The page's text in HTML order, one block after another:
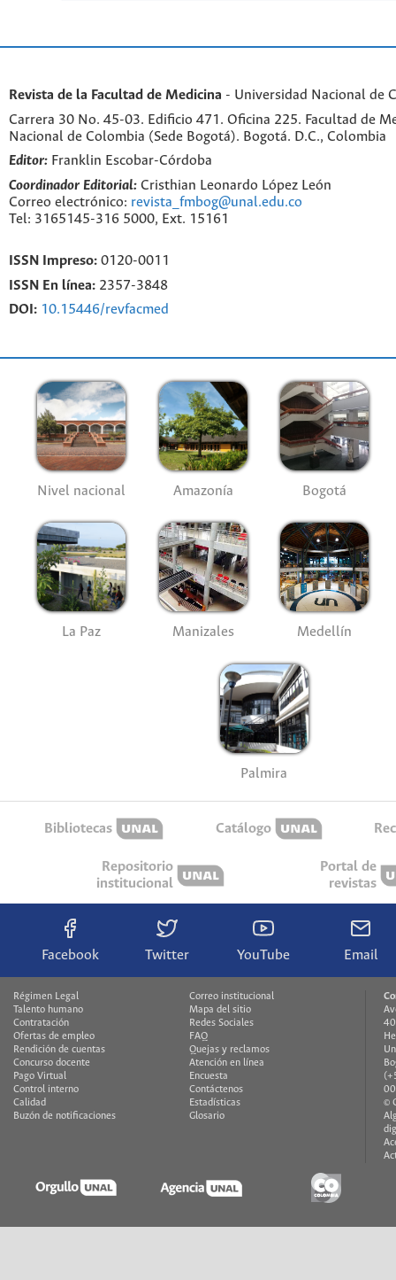
Revista de la Facultad de Medicina - Universidad Nacional de
Carrera 30 No. 45-03. Edificio 471. Oficina 225. Facultad de
Nacional de Colombia (Sede Bogotá). Bogotá. D.C., Colombia
Editor: Franklin Escobar-Córdoba
Coordinador Editorial: Cristhian Leonardo López León
Correo electrónico: revista_fmbog@unal.edu.co
Tel: 3165145-316 5000, Ext. 15161
ISSN Impreso: 0120-0011
ISSN En línea: 2357-3848
DOI: 10.15446/revfacmed
Nivel nacional Amazonía Bogotá
La Paz Manizales Medellín
Palmira
Bibliotecas Catálogo
Repositorio
institucional
Portal de
revistas
Facebook Twitter YouTube Email
Régimen Legal
Talento humano
Contratación
Ofertas de empleo
Rendición de cuentas
Concurso docente
Pago Virtual
Control interno
Calidad
Buzón de notificaciones
Correo institucional
Mapa del sitio
Redes Sociales
FAQ
Quejas y reclamos
Atención en línea
Encuesta
Contáctenos
Estadísticas
Glosario
©